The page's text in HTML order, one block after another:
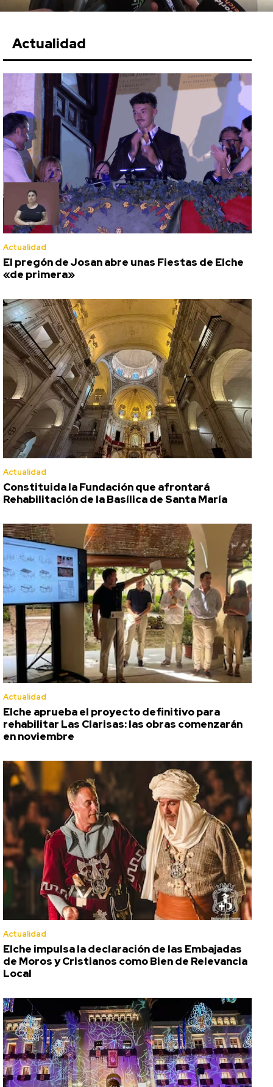
Actualidad
Actualidad
El pregón de Josan abre unas Fiestas de Elche
«de primera»
Actualidad
Constituida la Fundación que afrontará
Rehabilitación de la Basílica de Santa María
Actualidad
Elche aprueba el proyecto definitivo para
rehabilitar Las Clarisas: las obras comenzarán
en noviembre
Actualidad
Elche impulsa la declaración de las Embajadas
de Moros y Cristianos como Bien de Relevancia
Local